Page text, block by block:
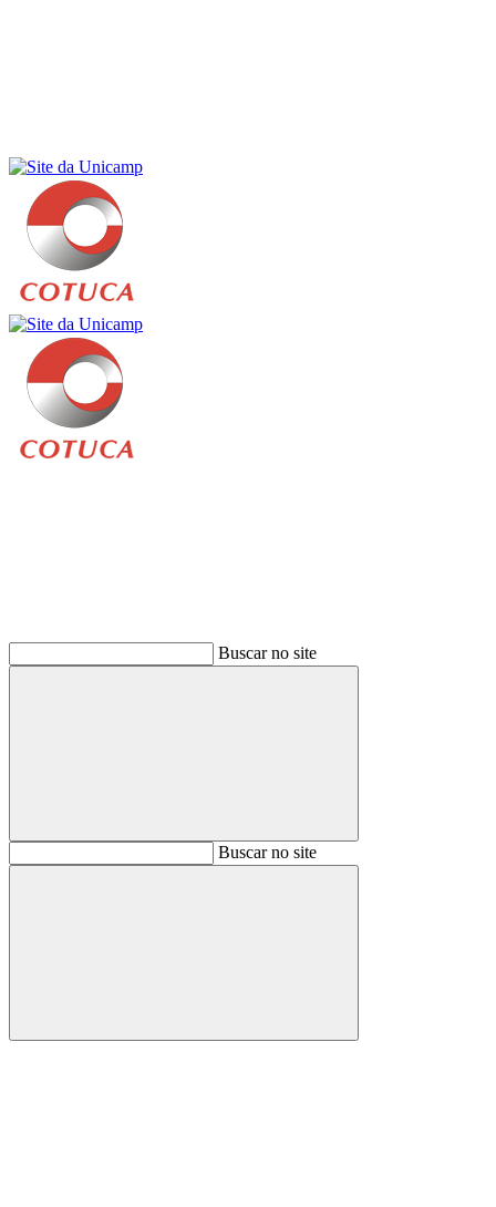
Buscar no site
BuscarBuscar no site
Buscar